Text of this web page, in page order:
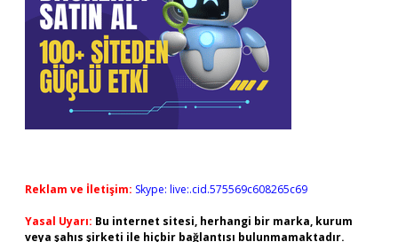
Reklam ve İletişim: Skype: live:.cid.575569c608265c69
Yasal Uyarı: Bu internet sitesi, herhangi bir marka, kurum
veya şahıs şirketi ile hiçbir bağlantısı bulunmamaktadır.